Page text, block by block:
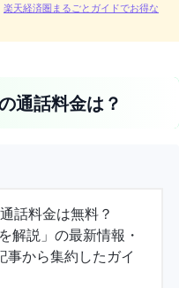
楽天経済圏まるごとガイドでお得な
通話料金は？
話料金は無料？
解説」の最新情報・
事から集約したガイ